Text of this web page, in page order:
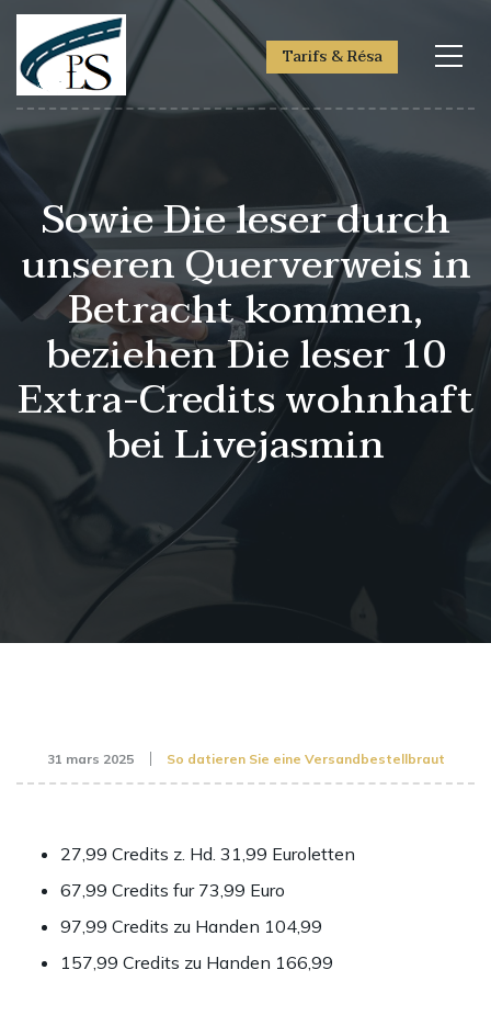
Tarifs & Résa
Sowie Die leser durch
unseren Querverweis in
Betracht kommen,
beziehen Die leser 10
Extra-Credits wohnhaft
bei Livejasmin
31 mars 2025 So datieren Sie eine Versandbestellbraut
27,99 Credits z. Hd. 31,99 Euroletten
67,99 Credits fur 73,99 Euro
97,99 Credits zu Handen 104,99
157,99 Credits zu Handen 166,99